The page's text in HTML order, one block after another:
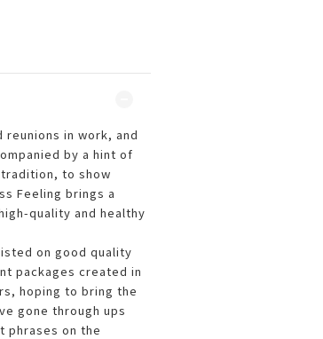
reunions in work, and
by a hint of
to show
Feeling brings a
quality and healthy
on good quality
packages created in
hoping to bring the
gone through ups
phrases on the